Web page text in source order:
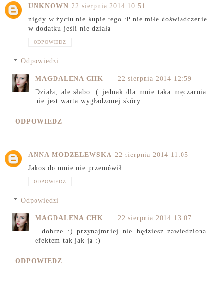
UNKNOWN 22 sierpnia 2014 10:51
nigdy w życiu nie kupie tego :P nie miłe doświadczenie.
w dodatku jeśli nie działa
ODPOWIEDZ
Odpowiedzi
MAGDALENA CHK
22 sierpnia 2014 12:59
Działa, ale słabo :( jednak dla mnie taka męczarnia
nie jest warta wygładzonej skóry
ODPOWIEDZ
ANNA MODZELEWSKA 22 sierpnia 2014 11:05
Jakos do mnie nie przemówił...
ODPOWIEDZ
Odpowiedzi
MAGDALENA CHK
22 sierpnia 2014 13:07
I dobrze :) przynajmniej nie będziesz zawiedziona
efektem tak jak ja :)
ODPOWIEDZ